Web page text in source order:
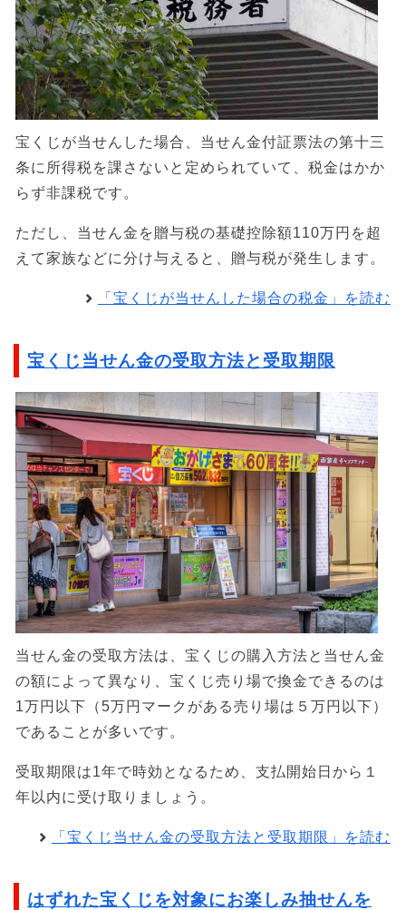
宝くじが当せんした場合、当せん金付証票法の第十三
条に所得税を課さないと定められていて、税金はかか
らず非課税です。
ただし、当せん金を贈与税の基礎控除額110万円を超
えて家族などに分け与えると、贈与税が発生します。
「宝くじが当せんした場合の税金」を読む
宝くじ当せん金の受取方法と受取期限
当せん金の受取方法は、宝くじの購入方法と当せん金
の額によって異なり、宝くじ売り場で換金できるのは
1万円以下（5万円マークがある売り場は５万円以下）
であることが多いです。
受取期限は1年で時効となるため、支払開始日から１
年以内に受け取りましょう。
「宝くじ当せん金の受取方法と受取期限」を読む
はずれた宝くじを対象にお楽しみ抽せんを